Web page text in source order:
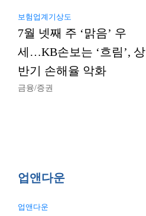
보험업계기상도
7월 넷째 주 ‘맑음’ 우
세…KB손보는 ‘흐림’, 상
반기 손해율 악화
금융/증권
업앤다운
업앤다운